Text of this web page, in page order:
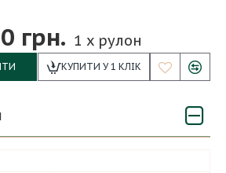
грн. 1 x рулон
КУПИТИ У 1 КЛІК